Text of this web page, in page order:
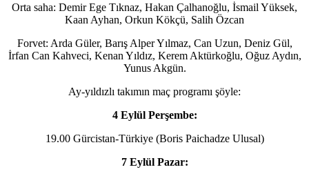
Orta saha: Demir Ege Tıknaz, Hakan Çalhanoğlu, İsmail Yüksek,
Kaan Ayhan, Orkun Kökçü, Salih Özcan
Forvet: Arda Güler, Barış Alper Yılmaz, Can Uzun, Deniz Gül,
İrfan Can Kahveci, Kenan Yıldız, Kerem Aktürkoğlu, Oğuz Aydın,
Yunus Akgün.
Ay-yıldızlı takımın maç programı şöyle:
4 Eylül Perşembe:
19.00 Gürcistan-Türkiye (Boris Paichadze Ulusal)
7 Eylül Pazar: